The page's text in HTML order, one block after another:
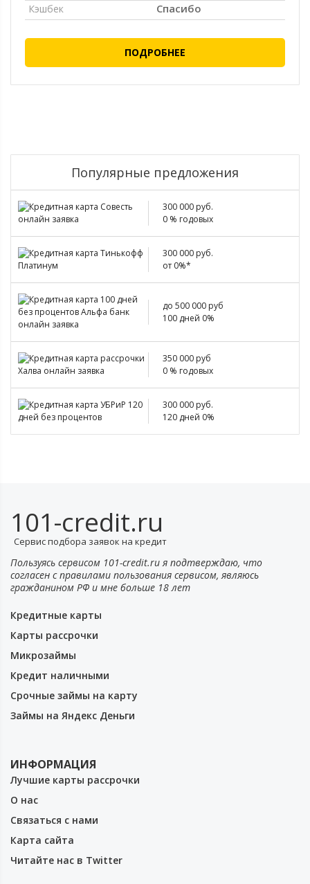
Кэшбек Спасибо
ПОДРОБНЕЕ
Популярные предложения
300 000 руб.
0 % годовых
300 000 руб.
от 0%*
до 500 000 руб
100 дней 0%
350 000 руб
0 % годовых
300 000 руб.
120 дней 0%
101-credit.ru
Сервис подбора заявок на кредит
Пользуясь сервисом 101-credit.ru я подтверждаю, что
согласен с правилами пользования сервисом, являюсь
гражданином РФ и мне больше 18 лет
Кредитные карты
Карты рассрочки
Микрозаймы
Кредит наличными
Срочные займы на карту
Займы на Яндекс Деньги
ИНФОРМАЦИЯ
Лучшие карты рассрочки
О нас
Связаться с нами
Карта сайта
Читайте нас в Twitter